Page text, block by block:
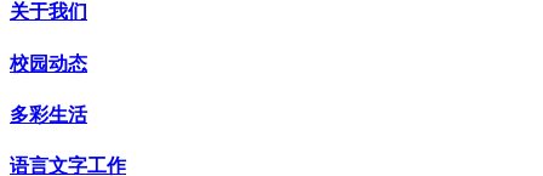
关于我们
校园动态
多彩生活
语言文字工作